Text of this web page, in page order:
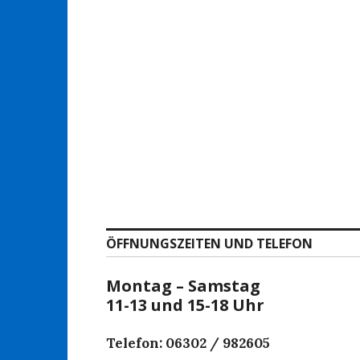
ÖFFNUNGSZEITEN UND TELEFON
Montag – Samstag
11-13 und 15-18 Uhr
Telefon: 06302 / 982605